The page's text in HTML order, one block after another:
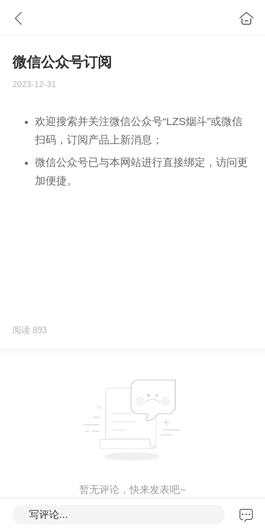
微信公众号订阅
2023-12-31
欢迎搜索并关注微信公众号“LZS烟斗”或微信
扫码，订阅产品上新消息；
微信公众号已与本网站进行直接绑定，访问更
加便捷。
阅读 893
暂无评论，快来发表吧~
写评论...